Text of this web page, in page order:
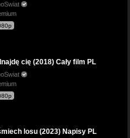
cię (2018) Cały film PL
losu (2023) Napisy PL